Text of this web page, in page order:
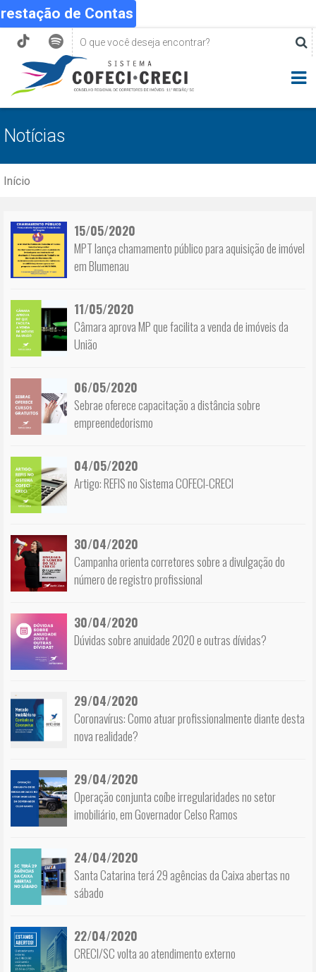
de Contas
Notícias
Início
15/05/2020
MPT lança chamamento público para aquisição de imóvel
em Blumenau
11/05/2020
Câmara aprova MP que facilita a venda de imóveis da
União
06/05/2020
Sebrae oferece capacitação a distância sobre
empreendedorismo
04/05/2020
Artigo: REFIS no Sistema COFECI-CRECI
30/04/2020
Campanha orienta corretores sobre a divulgação do
número de registro profissional
30/04/2020
Dúvidas sobre anuidade 2020 e outras dívidas?
29/04/2020
Coronavírus: Como atuar profissionalmente diante desta
nova realidade?
29/04/2020
Operação conjunta coíbe irregularidades no setor
imobiliário, em Governador Celso Ramos
24/04/2020
Santa Catarina terá 29 agências da Caixa abertas no
sábado
22/04/2020
CRECI/SC volta ao atendimento externo